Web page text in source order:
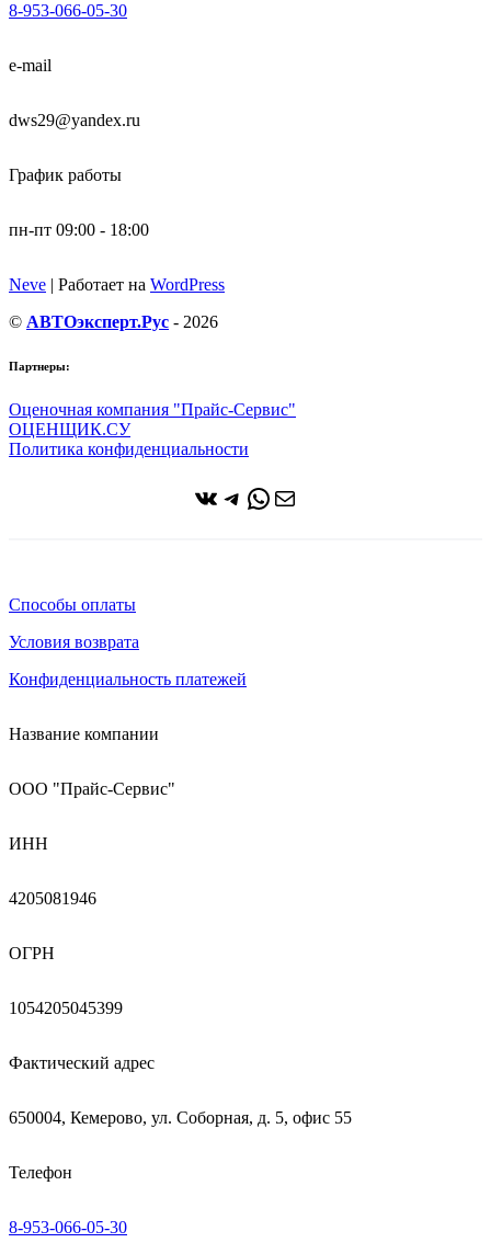
8-953-066-05-30
e-mail
dws29@yandex.ru
График работы
пн-пт 09:00 - 18:00
Neve | Работает на WordPress
© АВТОэксперт.Рус - 2026
Партнеры:
Оценочная компания "Прайс-Сервис"
ОЦЕНЩИК.СУ
Политика конфиденциальности
ВКонтакте
Telegram
WhatsApp
Почта
Способы оплаты
Условия возврата
Конфиденциальность платежей
Название компании
ООО "Прайс-Сервис"
ИНН
4205081946
ОГРН
1054205045399
Фактический адрес
650004, Кемерово, ул. Соборная, д. 5, офис 55
Телефон
8-953-066-05-30